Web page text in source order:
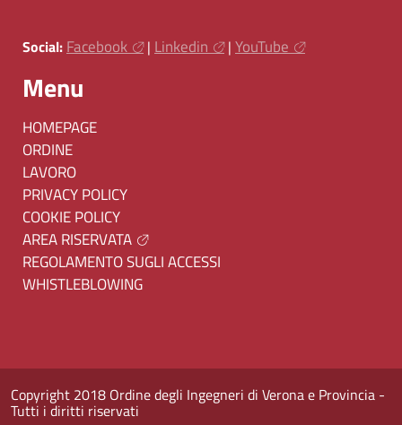
Social:Facebook | Linkedin | YouTube
Menu
HOMEPAGE
ORDINE
LAVORO
PRIVACY POLICY
COOKIE POLICY
AREA RISERVATA
REGOLAMENTO SUGLI ACCESSI
WHISTLEBLOWING
Copyright 2018 Ordine degli Ingegneri di Verona e Provincia -
Tutti i diritti riservati